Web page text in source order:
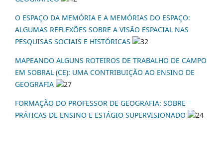
O ESPAÇO DA MEMÓRIA E A MEMÓRIAS DO ESPAÇO:
ALGUMAS REFLEXÕES SOBRE A VISÃO ESPACIAL NAS
PESQUISAS SOCIAIS E HISTÓRICAS
32
MAPEANDO ALGUNS ROTEIROS DE TRABALHO DE CAMPO
EM SOBRAL (CE): UMA CONTRIBUIÇÃO AO ENSINO DE
GEOGRAFIA
27
FORMAÇÃO DO PROFESSOR DE GEOGRAFIA: SOBRE
PRÁTICAS DE ENSINO E ESTÁGIO SUPERVISIONADO
24